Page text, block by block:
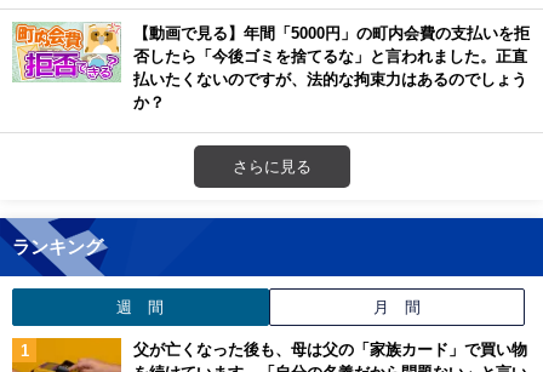
【動画で見る】年間「5000円」の町内会費の支払いを拒
否したら「今後ゴミを捨てるな」と言われました。正直
払いたくないのですが、法的な拘束力はあるのでしょう
か？
さらに見る
ランキング
週 間 月 間
父が亡くなった後も、母は父の「家族カード」で買い物